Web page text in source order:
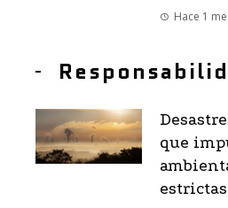
Hace 1
que
estrictas